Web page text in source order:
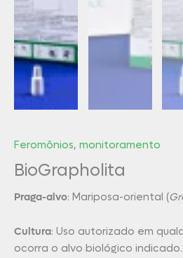
Feromônios, monitoramento
BioGrapholita
Praga-alvo: Mariposa-oriental (
Cultura: Uso autorizado em
ocorra o alvo biológico